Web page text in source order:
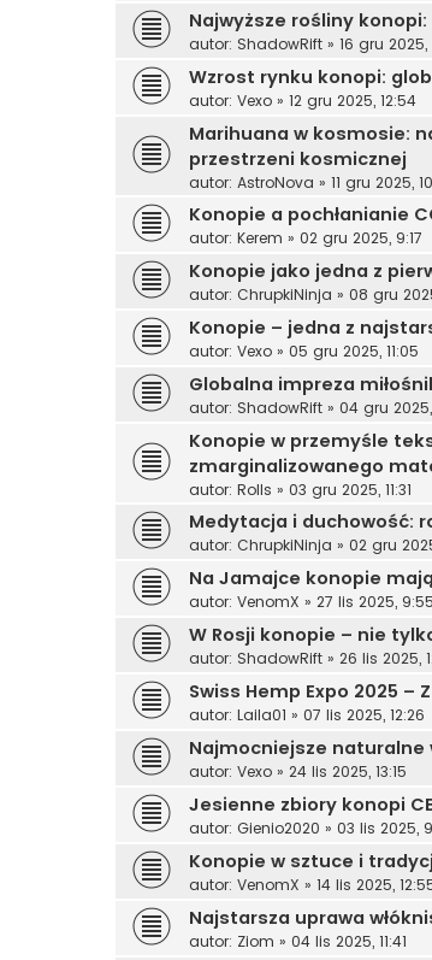
Najwyższe rośliny
autor: ShadowRift » 16 gru 2025,
Wzrost rynku konopi:
autor: Vexo » 12 gru 2025, 12:54
Marihuana w kosmosie:
przestrzeni kosmicznej
autor: AstroNova » 11 gru 2025,
Konopie a pochłanianie
autor: Kerem » 02 gru 2025, 9:17
Konopie jako jedna z
autor: ChrupkiNinja » 08 gru
Konopie – jedna z
autor: Vexo » 05 gru 2025, 11:05
Globalna impreza
autor: ShadowRift » 04 gru 2025,
Konopie w przemyśle
zmarginalizowanego
autor: Rolls » 03 gru 2025, 11:31
Medytacja i duchowość:
autor: ChrupkiNinja » 02 gru
Na Jamajce konopie
autor: VenomX » 27 lis 2025, 9:55
W Rosji konopie – nie
autor: ShadowRift » 26 lis 2025,
Swiss Hemp Expo 2025
autor: Laila01 » 07 lis 2025, 12:26
Najmocniejsze naturalne
autor: Vexo » 24 lis 2025, 13:15
Jesienne zbiory konopi
autor: Gienio2020 » 03 lis 2025,
Konopie w sztuce i
autor: VenomX » 14 lis 2025,
Najstarsza uprawa
autor: Ziom » 04 lis 2025, 11:41